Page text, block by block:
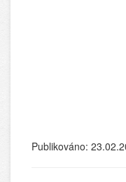
Publikováno: